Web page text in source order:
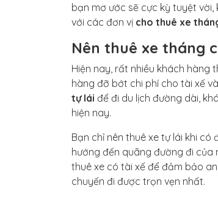
bạn mơ ước sẽ cực kỳ tuyệt
với các đơn vị cho thuê xe
Nên thuê xe tháng
Hiện nay, rất nhiều khách hàng
hàng đỡ bớt chi phí cho tài xế
tự lái để đi du lịch đường dài,
hiện nay.
Bạn chỉ nên thuê xe tự lái khi
hướng đến quãng đường đi của
thuê xe có tài xế để đảm bảo
chuyến đi được trọn vẹn nhất.